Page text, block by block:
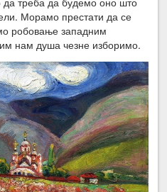
Морамо престати да се
робовање западним
нам душа чезне изборимо.